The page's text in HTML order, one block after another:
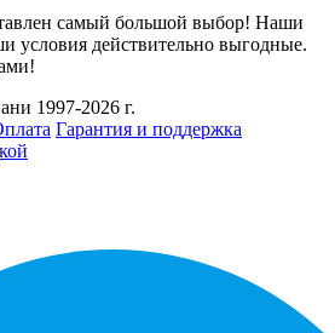
самый большой выбор! Наши
условия действительно выгодные.
1997-2026 г.
Гарантия и поддержка